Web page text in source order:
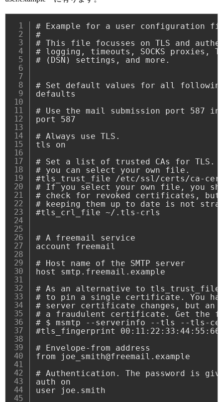
# Example for a user configuration
#
# This file focusses on TLS and
# logging, timeouts, SOCKS proxies,
# (DSN) settings, and more.
# Set default values for all
defaults
# Use the mail submission port 587
port 587
# Always use TLS.
tls on
# Set a list of trusted CAs for TLS.
# you can select your own file.
#tls_trust_file /etc/ssl/certs/ca-
# If you select your own file, you
# check for revoked certificates,
# keeping them up to date is not
#tls_crl_file ~/.tls-crls
# A freemail service
account freemail
# Host name of the SMTP server
host smtp.freemail.example
# As an alternative to
# to pin a single certificate. You
# server certificate changes, but an
# a fraudulent certificate. Get the
# $ msmtp --serverinfo --tls --tls-
#tls_fingerprint
# Envelope-from address
from joe_smith@freemail.example
# Authentication. The password is
auth on
user joe.smith